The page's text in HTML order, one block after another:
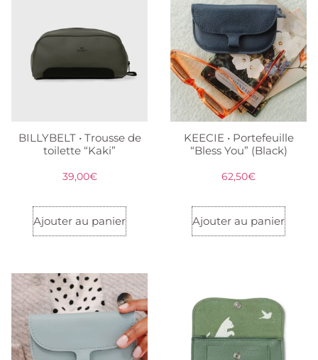
BILLYBELT • Trousse de
toilette “Kaki”
39,00€
Ajouter au panier
KEECIE • Portefeuille
“Bless You” (Black)
62,50€
Ajouter au panier